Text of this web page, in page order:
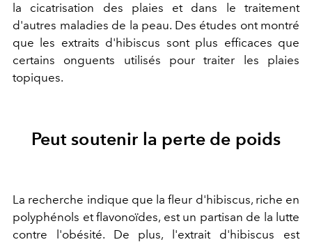
la cicatrisation des plaies et dans le traitement
d'autres maladies de la peau. Des études ont montré
que les extraits d'hibiscus sont plus efficaces que
certains onguents utilisés pour traiter les plaies
topiques.
Peut soutenir la perte de poids
La recherche indique que la fleur d'hibiscus, riche en
polyphénols et flavonoïdes, est un partisan de la lutte
contre l'obésité. De plus, l'extrait d'hibiscus est